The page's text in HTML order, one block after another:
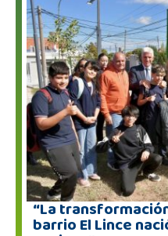
“La
barrio El Lince